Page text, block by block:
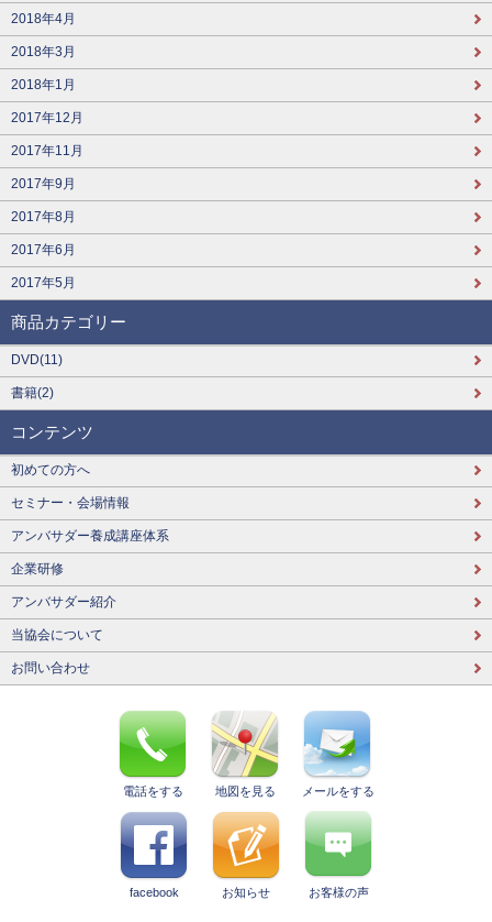
2018年4月
2018年3月
2018年1月
2017年12月
2017年11月
2017年9月
2017年8月
2017年6月
2017年5月
商品カテゴリー
DVD(11)
書籍(2)
コンテンツ
初めての方へ
セミナー・会場情報
アンバサダー養成講座体系
企業研修
アンバサダー紹介
当協会について
お問い合わせ
電話をする 地図を見る メールをする
facebook お知らせ お客様の声